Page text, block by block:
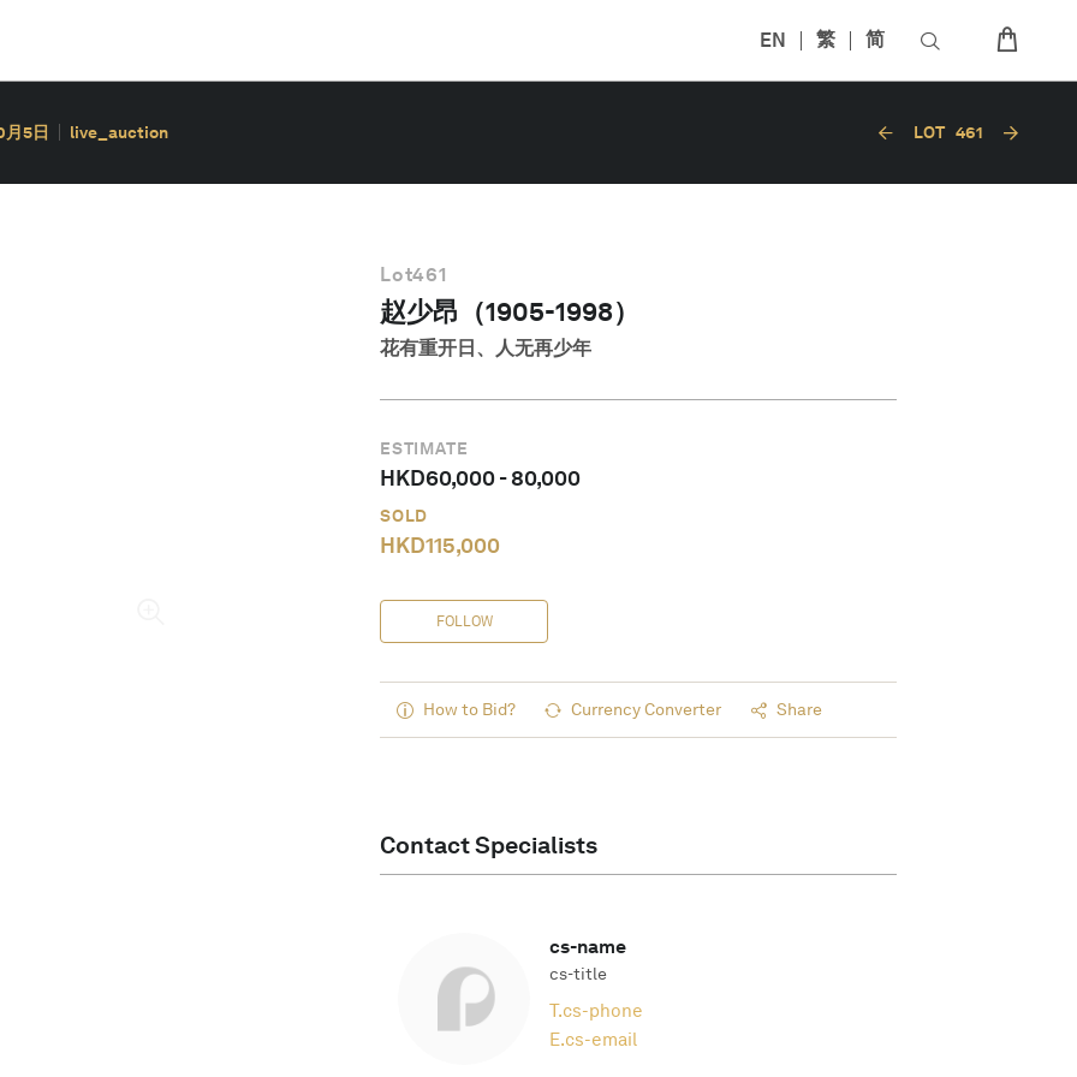
EN 繁 简
月5日 live_auction LOT 461
Lot461
赵少昂（1905-1998）
花有重开日、人无再少年
ESTIMATE
HKD60,000-80,000
SOLD
HKD115,000
FOLLOW
How to Bid? Currency Converter Share
Contact Specialists
cs-name
cs-title
T.cs-phone
E.cs-email